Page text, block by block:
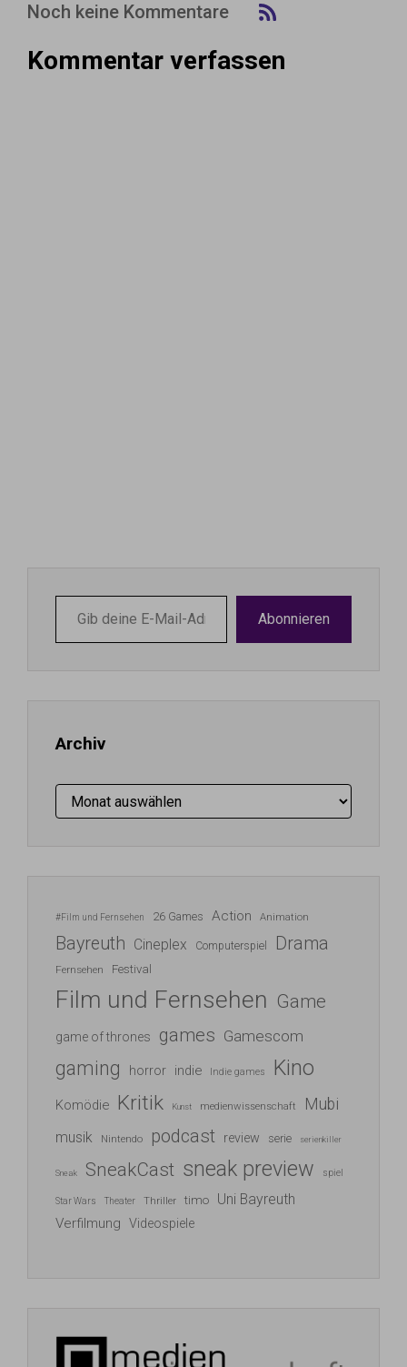
Noch keine Kommentare
Kommentar verfassen
deine
E-
Abonnieren
Archiv
Archiv
#Film und Fernsehen 26 Games Action Animation
Bayreuth Cineplex Computerspiel Drama
Fernsehen Festival
Film und Fernsehen Game
game of thrones games Gamescom
gaming horror indie Indie games Kino
Komödie Kritik Kunst medienwissenschaft Mubi
musik Nintendo podcast review serie serienkiller
Sneak SneakCast sneak preview spiel
Star Wars Theater Thriller timo Uni Bayreuth
Verfilmung Videospiele